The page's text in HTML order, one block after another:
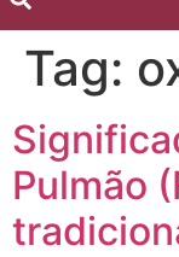
Tag:
Pulmão